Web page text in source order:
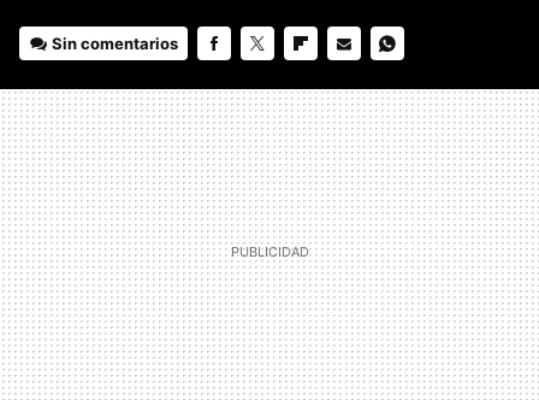
Sin comentarios
MAIL